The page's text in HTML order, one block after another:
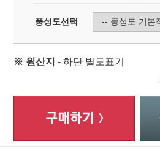
풍성도선택
※ 원산지 - 하단 별도표기